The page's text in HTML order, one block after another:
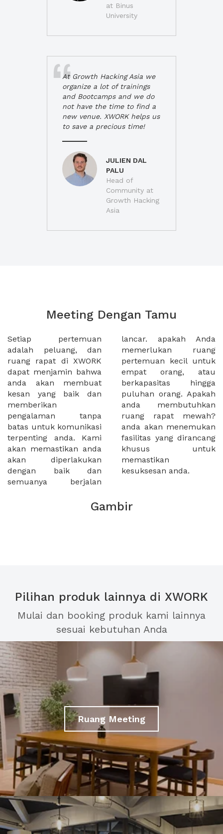
at Binus
University
At Growth Hacking Asia we
organize a lot of trainings
and Bootcamps and we do
not have the time to find a
new venue. XWORK helps us
to save a precious time!
JULIEN DAL
PALU
Head of
Community at
Growth Hacking
Asia
Meeting Dengan Tamu
Setiap pertemuan
adalah peluang, dan
ruang rapat di XWORK
dapat menjamin bahwa
anda akan membuat
kesan yang baik dan
memberikan
pengalaman tanpa
batas untuk komunikasi
terpenting anda. Kami
akan memastikan anda
akan diperlakukan
dengan baik dan
semuanya berjalan
lancar. apakah Anda
memerlukan ruang
pertemuan kecil untuk
empat orang, atau
berkapasitas hingga
puluhan orang. Apakah
anda membutuhkan
ruang rapat mewah?
anda akan menemukan
fasilitas yang dirancang
khusus untuk
memastikan
kesuksesan anda.
Gambir
Pilihan produk lainnya di XWORK
Mulai dan booking produk kami lainnya
sesuai kebutuhan Anda
Ruang Meeting